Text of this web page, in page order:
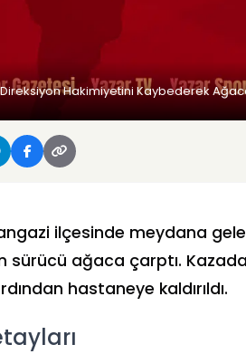
Hakimiyetini Kaybederek Ağaca
ilçesinde meydana
sürücü ağaca çarptı.
hastaneye kaldırıldı.